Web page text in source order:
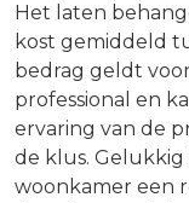
Het laten
kost gemiddeld
bedrag geldt
professional en
ervaring van de
de klus.
woonkamer een